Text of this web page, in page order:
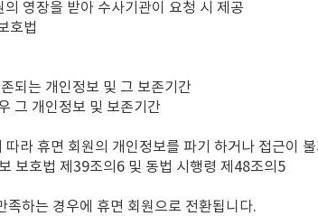
영장을 받아 수사기관이 요청 시 제공
호법
되는 개인정보 및 그 보존기간
그 개인정보 및 보존기간
따라 휴면 회원의 개인정보를 파기 하거나 접근이
보호법 제39조의6 및 동법 시행령 제48조의5
족하는 경우에 휴면 회원으로 전환됩니다.